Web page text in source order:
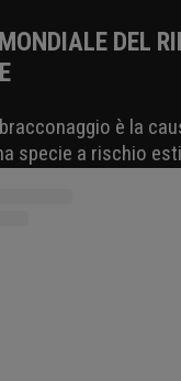
DEL
è la
specie a rischio